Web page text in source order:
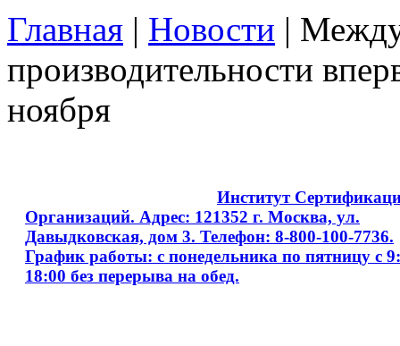
Главная | Новости |
производительности
ноября
Институт
Организаций. Адрес: 121352 г. Москва, ул.
Давыдковская, дом 3. Телефон: 8-800-100-7736.
График работы: с понедельника по пятницу с
18:00 без перерыва на обед.